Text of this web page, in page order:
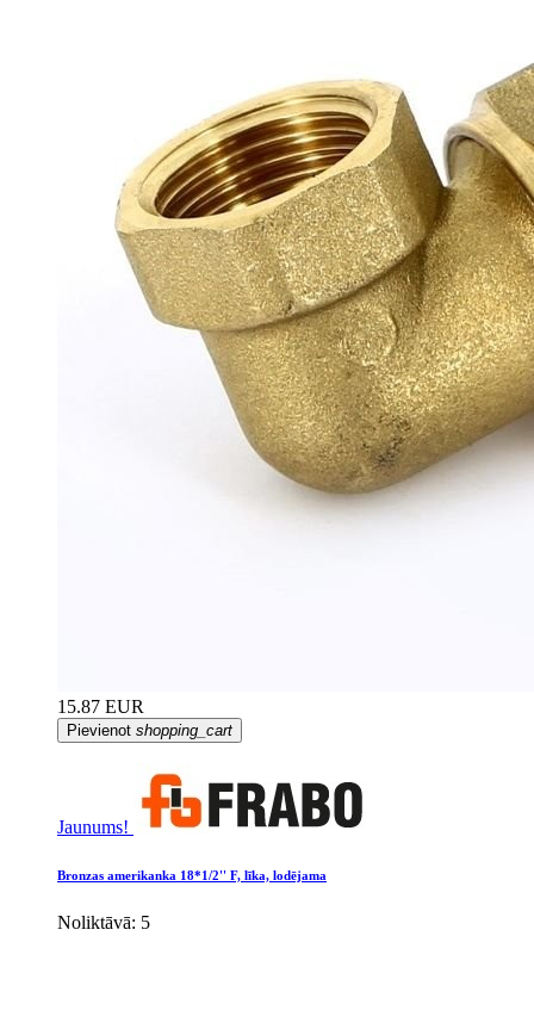
15.87 EUR
Pievienot shopping_cart
Jaunums!
Bronzas amerikanka 18*1/2'' F, līka, lodējama
Noliktāvā: 5